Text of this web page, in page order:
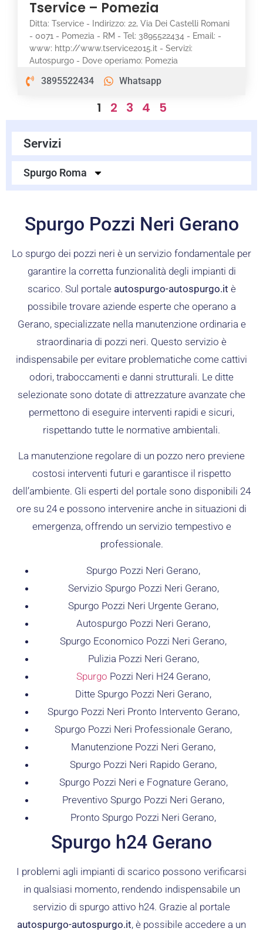
Tservice – Pomezia
Ditta: Tservice - Indirizzo: 22, Via Dei Castelli Romani
- 0071 - Pomezia - RM - Tel: 3895522434 - Email: -
www: http://www.tservice2015.it - Servizi:
Autospurgo - Dove operiamo: Pomezia
3895522434 Whatsapp
1 2 3 4 5
Servizi
Spurgo Roma
Spurgo Pozzi Neri Gerano
Lo spurgo dei pozzi neri è un servizio fondamentale per
garantire la corretta funzionalità degli impianti di
scarico. Sul portale autospurgo-autospurgo.it è
possibile trovare aziende esperte che operano a
Gerano, specializzate nella manutenzione ordinaria e
straordinaria di pozzi neri. Questo servizio è
indispensabile per evitare problematiche come cattivi
odori, traboccamenti e danni strutturali. Le ditte
selezionate sono dotate di attrezzature avanzate che
permettono di eseguire interventi rapidi e sicuri,
rispettando tutte le normative ambientali.
La manutenzione regolare di un pozzo nero previene
costosi interventi futuri e garantisce il rispetto
dell’ambiente. Gli esperti del portale sono disponibili 24
ore su 24 e possono intervenire anche in situazioni di
emergenza, offrendo un servizio tempestivo e
professionale.
Spurgo Pozzi Neri Gerano,
Servizio Spurgo Pozzi Neri Gerano,
Spurgo Pozzi Neri Urgente Gerano,
Autospurgo Pozzi Neri Gerano,
Spurgo Economico Pozzi Neri Gerano,
Pulizia Pozzi Neri Gerano,
Spurgo Pozzi Neri H24 Gerano,
Ditte Spurgo Pozzi Neri Gerano,
Spurgo Pozzi Neri Pronto Intervento Gerano,
Spurgo Pozzi Neri Professionale Gerano,
Manutenzione Pozzi Neri Gerano,
Spurgo Pozzi Neri Rapido Gerano,
Spurgo Pozzi Neri e Fognature Gerano,
Preventivo Spurgo Pozzi Neri Gerano,
Pronto Spurgo Pozzi Neri Gerano,
Spurgo h24 Gerano
I problemi agli impianti di scarico possono verificarsi
in qualsiasi momento, rendendo indispensabile un
servizio di spurgo attivo h24. Grazie al portale
autospurgo-autospurgo.it, è possibile accedere a un